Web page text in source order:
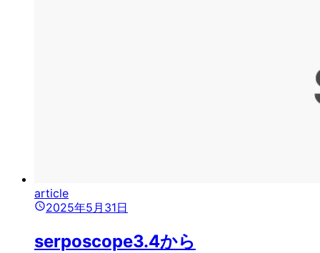
article
2025年5月31日
serposcope3.4から